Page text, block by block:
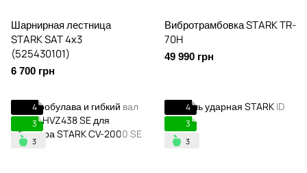
Шарнирная лестница
STARK SAT 4х3
(525430101)
6 700 грн
Вибротрамбовка STARK TR-
70H
49 990 грн
4
3
4
3